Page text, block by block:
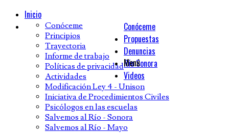
Inicio
Conóceme
Conóceme
Principios
Trayectoria
Informe de trabajo
Políticas de privacidad
Actividades
Propuestas
Modificación Ley 4 - Unison
Iniciativa de Procedimientos Civiles
Psicólogos en las escuelas
Salvemos al Río - Sonora
Salvemos al Río - Mayo
Denuncias
Río Sonora
Videos
Menú